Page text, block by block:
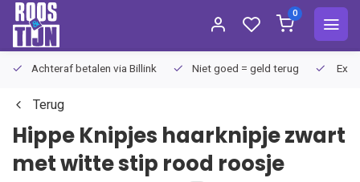
0
Achteraf betalen via Billink Niet goed = geld terug
Terug
Hippe Knipjes haarknipje zwart
met witte stip rood roosje